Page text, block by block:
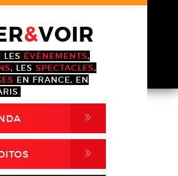
&VOIR
LES ÉVÈNEMENTS,
, LES SPECTACLES,
EN FRANCE, EN
,
,